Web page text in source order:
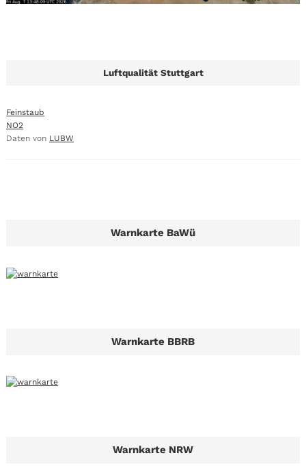
Luftqualität Stuttgart
Feinstaub
NO2
Daten von LUBW
Warnkarte BaWü
Warnkarte BBRB
Warnkarte NRW